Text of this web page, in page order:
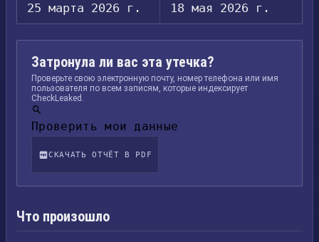
25 марта 2026 г. 18 мая 2026 г.
Затронула ли вас эта утечка?
Проверьте свою электронную почту, номер телефона или имя
пользователя по всем записям, которые индексирует
CheckLeaked.
Проверить мои данные
СКАЧАТЬ ОТЧЁТ В PDF
Что произошло